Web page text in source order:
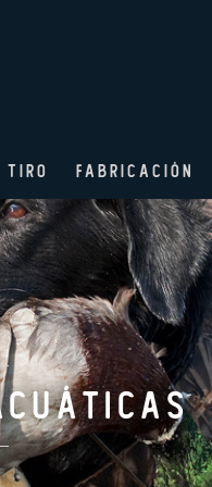
TIRO FABRICACIÓN